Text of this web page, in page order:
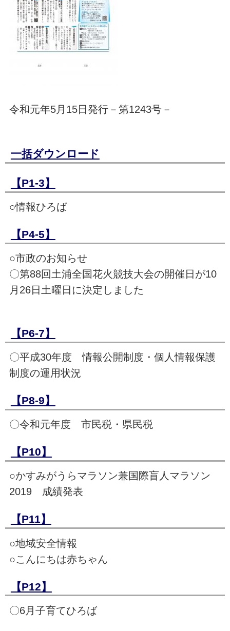
令和元年5月15日発行－第1243号－
一括ダウンロード
【P1-3】
○情報ひろば
【P4-5】
○市政のお知らせ
〇第88回土浦全国花火競技大会の開催日が10
月26日土曜日に決定しました
【P6-7】
〇平成30年度 情報公開制度・個人情報保護
制度の運用状況
【P8-9】
〇令和元年度 市民税・県民税
【P10】
○かすみがうらマラソン兼国際盲人マラソン
2019 成績発表
【P11】
○地域安全情報
○こんにちは赤ちゃん
【P12】
〇6月子育てひろば